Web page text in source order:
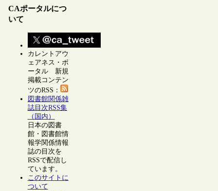
CAポータルにつ
いて
カレントアウ
ェアネス・ポ
ータル 新規
掲載コンテン
ツのRSS：
図書館関係雑
誌目次RSS集
（国内）
日本の図書
館・図書館情
報学関係情報
誌の目次を
RSSで配信し
ています。
このサイトに
ついて